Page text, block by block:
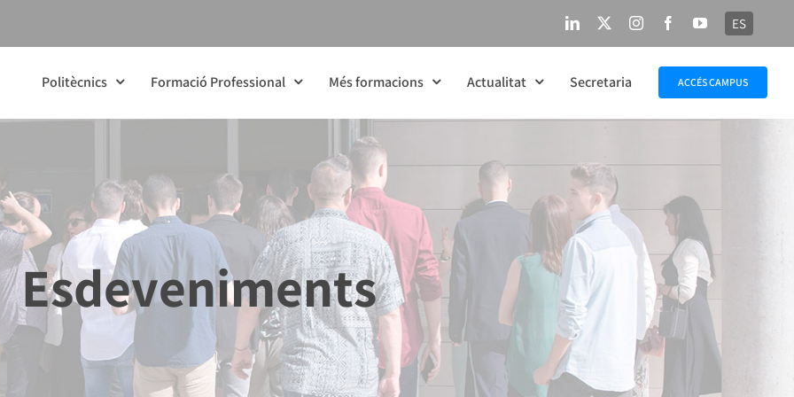
LinkedIn InstagramFacebookYouTube
ES
Politècnics Formació Professional Més formacions Actualitat Secretaria ACCÉS CAMPUS
Esdeveniments